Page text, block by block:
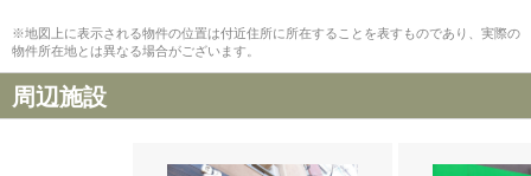
※地図上に表示される物件の位置は付近住所に所在することを表すものであり、実際の
物件所在地とは異なる場合がございます。
周辺施設